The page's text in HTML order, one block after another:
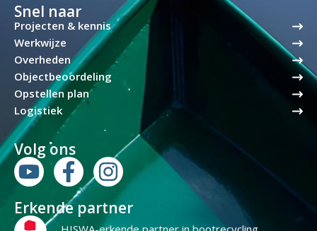
Snel naar
Projecten & kennis
Werkwijze
Overheden
Objectbeoordeling
Opstellen plan
Logistiek
Volg ons
Erkende partner